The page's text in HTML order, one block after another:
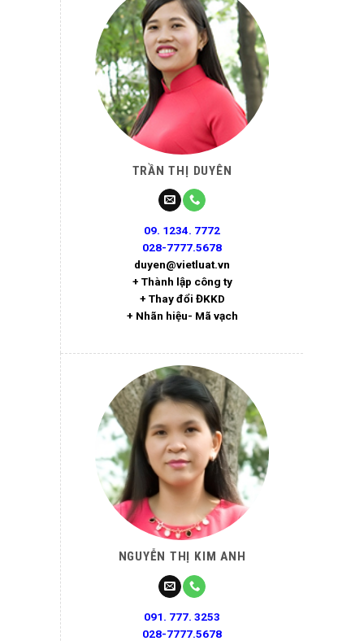
TRẦN THỊ DUYÊN
09. 1234. 7772
028-7777.5678
duyen@vietluat.vn
+ Thành lập công ty
+ Thay đổi ĐKKD
+ Nhãn hiệu- Mã vạch
NGUYỄN THỊ KIM ANH
091. 777. 3253
028-7777.5678